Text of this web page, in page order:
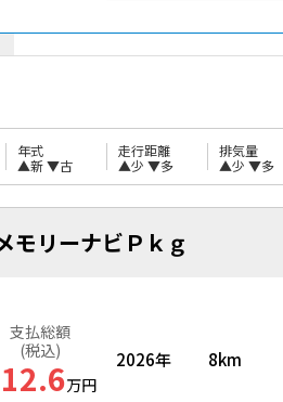
年式
▲新▼古
走行距離
▲少 ▼多
排気量
▲少 ▼多
リーナビＰｋｇ
支払総額
(税込)
万円
2026年 8km